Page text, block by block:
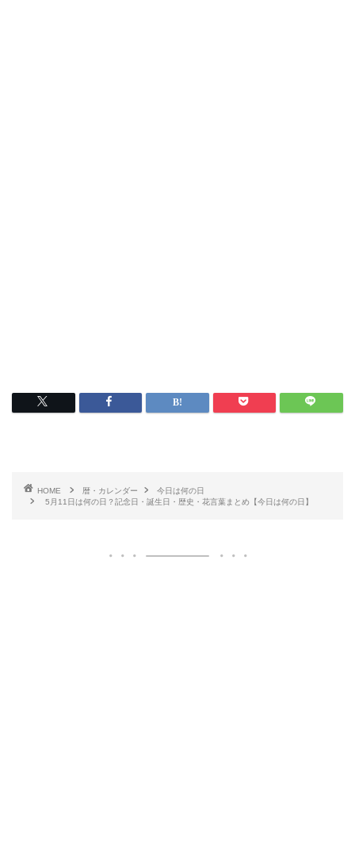
HOME 暦・カレンダー
今日は何の日
5月11日は何の日？記念日・誕生日・歴史・花言葉まとめ【今日は何の日】